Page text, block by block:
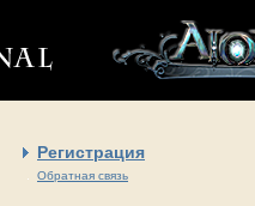
Регистрация
Обратная связь